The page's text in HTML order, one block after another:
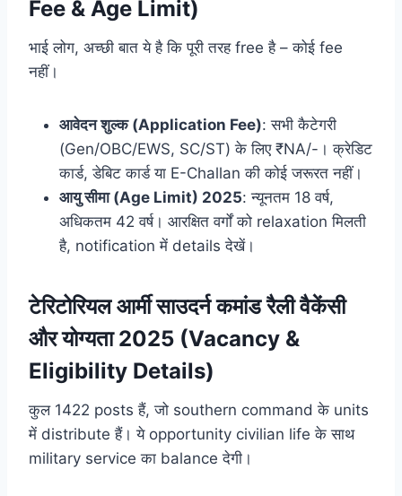
Fee & Age Limit)
भाई लोग, अच्छी बात ये है कि पूरी तरह free है – कोई fee
नहीं।
आवेदन शुल्क (Application Fee): सभी कैटेगरी
(Gen/OBC/EWS, SC/ST) के लिए ₹NA/-। क्रेडिट
कार्ड, डेबिट कार्ड या E-Challan की कोई जरूरत नहीं।
आयु सीमा (Age Limit) 2025: न्यूनतम 18 वर्ष,
अधिकतम 42 वर्ष। आरक्षित वर्गों को relaxation मिलती
है, notification में details देखें।
टेरिटोरियल आर्मी साउदर्न कमांड रैली वैकेंसी
और योग्यता 2025 (Vacancy &
Eligibility Details)
कुल 1422 posts हैं, जो southern command के units
में distribute हैं। ये opportunity civilian life के साथ
military service का balance देगी।